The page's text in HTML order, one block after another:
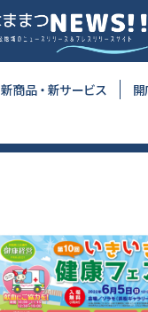
新商品・新サービス